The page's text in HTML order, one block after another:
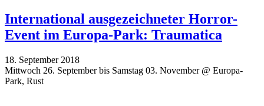
International ausgezeichneter Horror-
Event im Europa-Park: Traumatica
18. September 2018
Mittwoch 26. September bis Samstag 03. November @ Europa-
Park, Rust